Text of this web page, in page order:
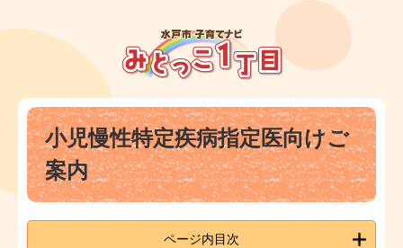
ー
ニ
本
文 小児慢性特定疾病指定医向けご
案内
ページ内目次